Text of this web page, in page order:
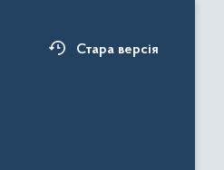
Стара версія